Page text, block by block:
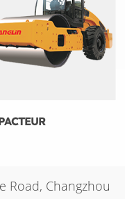
Road, Changzhou